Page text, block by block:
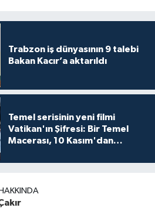
Trabzon iş dünyasının 9 talebi
Bakan Kacır’a aktarıldı
Temel serisinin yeni filmi
Vatikan'ın Şifresi: Bir Temel
Macerası, 10 Kasım'dan
buluşuyo